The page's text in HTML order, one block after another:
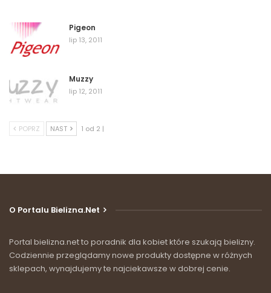
Pigeon
lip 13, 2011
Muzzy
lip 12, 2011
POPRZ NAST 1 od 2 |
O Portalu Bielizna.net
Portal bielizna.net to poradnik dla kobiet które szukają bielizny.
Codziennie przeglądamy nowe produkty dostępne w różnych
sklepach, wynajdujemy te najciekawsze w dobrej cenie.